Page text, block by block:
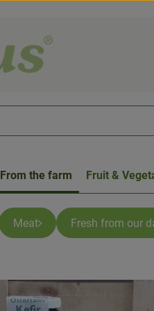
From the farm Fruit &
Meat Fresh from our